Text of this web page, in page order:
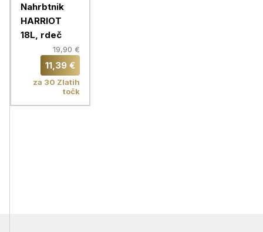
Nahrbtnik
HARRIOT
18L, rdeč
19,90 €
11,39 €
za 30 Zlatih
točk